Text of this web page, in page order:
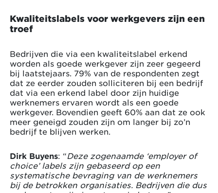
Kwaliteitslabels voor werkgevers zijn een
troef
Bedrijven die via een kwaliteitslabel erkend
worden als goede werkgever zijn zeer gegeerd
bij laatstejaars. 79% van de respondenten zegt
dat ze eerder zouden solliciteren bij een bedrijf
dat via een erkend label door zijn huidige
werknemers ervaren wordt als een goede
werkgever. Bovendien geeft 60% aan dat ze ook
meer geneigd zouden zijn om langer bij zo’n
bedrijf te blijven werken.
Dirk Buyens: “Deze zogenaamde ‘employer of
choice’ labels zijn gebaseerd op een
systematische bevraging van de werknemers
bij de betrokken organisaties. Bedrijven die dus